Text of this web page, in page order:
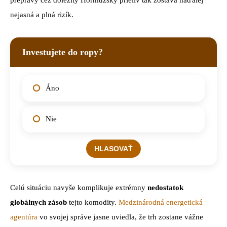
nejasná a plná rizík.
Investujete do ropy?
Áno
Nie
Celú situáciu navyše komplikuje extrémny nedostatok
globálnych zásob tejto komodity. Medzinárodná energetická
agentúra vo svojej správe jasne uviedla, že trh zostane vážne